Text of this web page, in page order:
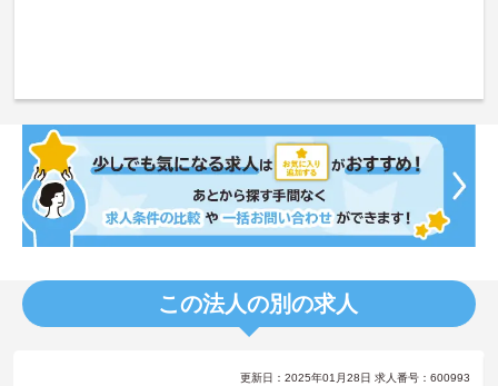
この法人の別の求人
更新日：2025年01月28日 求人番号：600993